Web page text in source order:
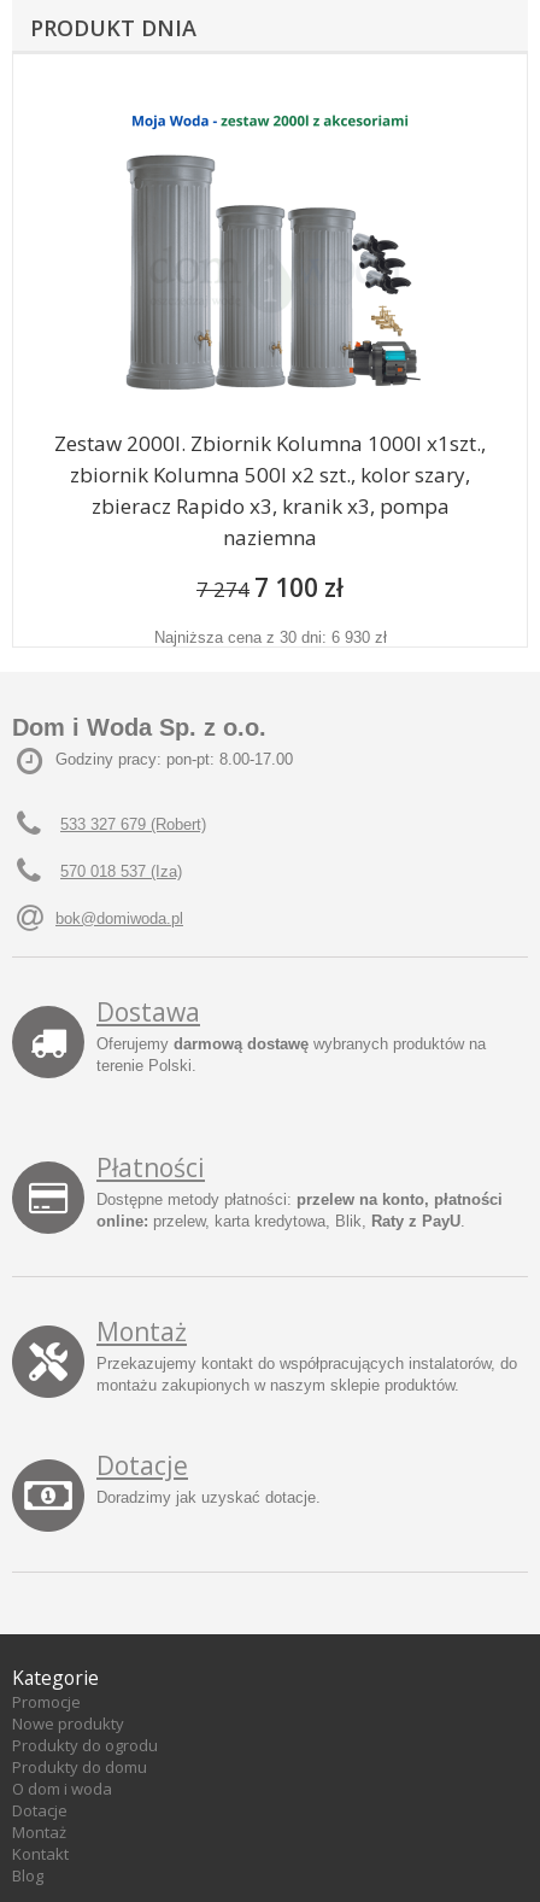
PRODUKT DNIA
Zestaw 2000l. Zbiornik Kolumna 1000l x1szt.,
zbiornik Kolumna 500l x2 szt., kolor szary,
zbieracz Rapido x3, kranik x3, pompa
naziemna
7 274 7 100 zł
Najniższa cena z 30 dni: 6 930 zł
Dom i Woda Sp. z o.o.
Godziny pracy: pon-pt: 8.00-17.00
533 327 679 (Robert)
570 018 537 (Iza)
bok@domiwoda.pl
Dostawa
Oferujemy darmową dostawę wybranych produktów na
terenie Polski.
Płatności
Dostępne metody płatności: przelew na konto, płatności
online: przelew, karta kredytowa, Blik, Raty z PayU.
Montaż
Przekazujemy kontakt do współpracujących instalatorów, do
montażu zakupionych w naszym sklepie produktów.
Dotacje
Doradzimy jak uzyskać dotacje.
Kategorie
Promocje
Nowe produkty
Produkty do ogrodu
Produkty do domu
O dom i woda
Dotacje
Montaż
Kontakt
Blog